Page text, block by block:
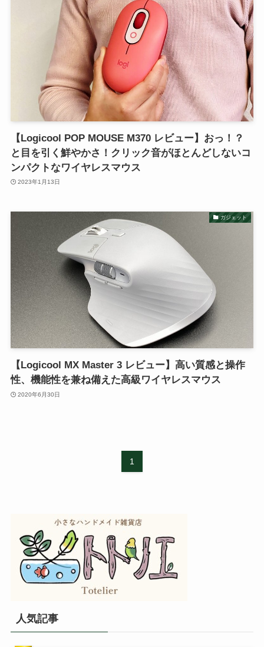
【Logicool POP MOUSE M370 レビュー】おっ！？
と目を引く鮮やかさ！クリック音がほとんどしないコ
ンパクトなワイヤレスマウス
2023年1月13日
ガジェット
【Logicool MX Master 3 レビュー】高い質感と操作
性、機能性を兼ね備えた高級ワイヤレスマウス
2020年6月30日
1
人気記事